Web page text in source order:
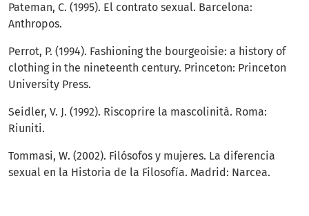
Pateman, C. (1995). El contrato sexual. Barcelona:
Anthropos.
Perrot, P. (1994). Fashioning the bourgeoisie: a history of
clothing in the nineteenth century. Princeton: Princeton
University Press.
Seidler, V. J. (1992). Riscoprire la mascolinità. Roma:
Riuniti.
Tommasi, W. (2002). Filósofos y mujeres. La diferencia
sexual en la Historia de la Filosofía. Madrid: Narcea.